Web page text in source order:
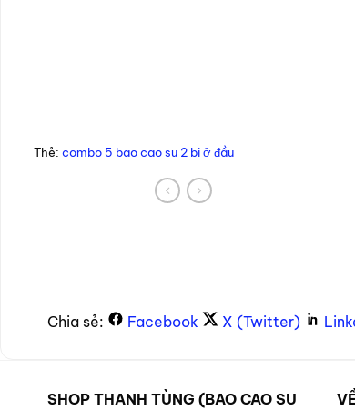
Thẻ: combo 5 bao cao su 2 bi ở đầu
Chia sẻ: Facebook X (Twitter)
SHOP THANH TÙNG (BAO CAO SU